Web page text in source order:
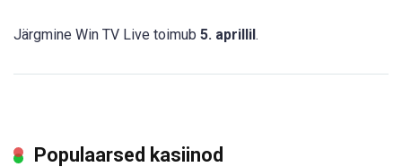
Järgmine Win TV Live toimub 5. aprillil.
Populaarsed kasiinod